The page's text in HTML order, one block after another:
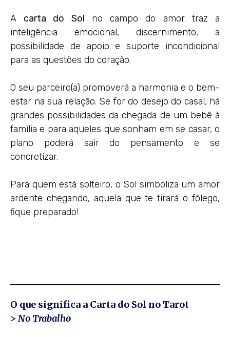
A carta do Sol no campo do amor traz a
inteligência emocional, discernimento, a
possibilidade de apoio e suporte incondicional
para as questões do coração.
O seu parceiro(a) promoverá a harmonia e o bem-
estar na sua relação. Se for do desejo do casal, há
grandes possibilidades da chegada de um bebê à
família e para aqueles que sonham em se casar, o
plano poderá sair do pensamento e se
concretizar.
Para quem está solteiro, o Sol simboliza um amor
ardente chegando, aquela que te tirará o fôlego,
fique preparado!
O que significa a Carta do Sol no Tarot
> No Trabalho